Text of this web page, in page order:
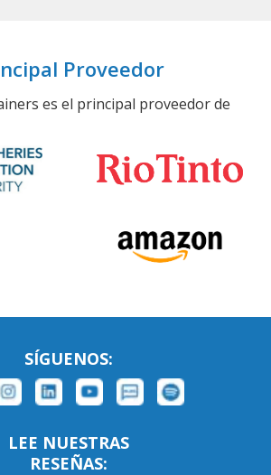
Proveedor
es el principal proveedor de
SÍGUENOS:
LEE NUESTRAS
RESEÑAS: